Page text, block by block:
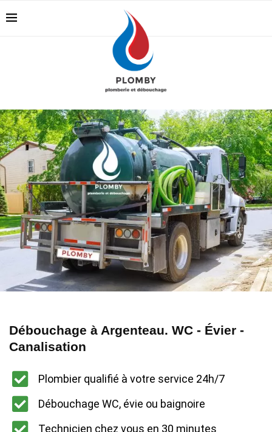
Débouchage à Argenteau. WC - Évier -
Canalisation
Plombier qualifié à votre service 24h/7
Débouchage WC, évie ou baignoire
Technicien chez vous en 30 minutes